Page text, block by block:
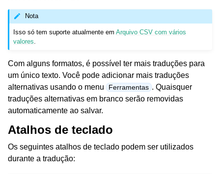
Nota
Isso só tem suporte atualmente emArquivo CSV com vários
valores
Com alguns formatos, é possível ter mais traduções para
um único texto. Você pode adicionar mais traduções
alternativas usando o menu
Ferramentas . Quaisquer
traduções alternativas em branco serão removidas
automaticamente ao salvar.
Atalhos de teclado
Os seguintes atalhos de teclado podem ser utilizados
durante a tradução: